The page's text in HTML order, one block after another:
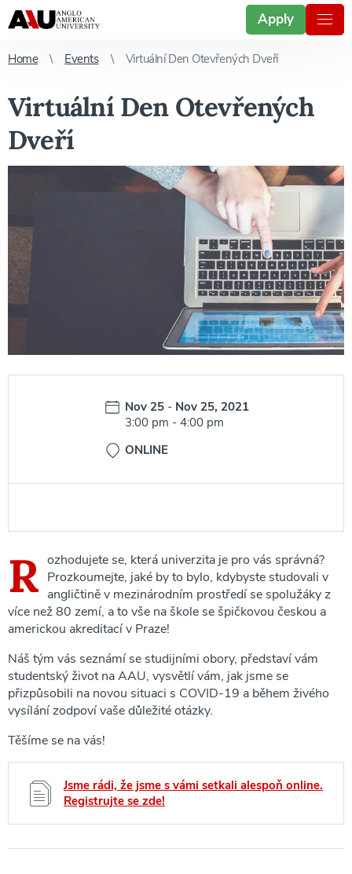
Apply
Home Events Virtuální Den Otevřených Dveří
Virtuální Den Otevřených
Dveří
Date:
Nov 25 -Nov 25, 2021
Time:
3:00 pm -4:00 pm
ONLINE
R ozhodujete se, která univerzita je pro vás správná?
Prozkoumejte, jaké by to bylo, kdybyste studovali v
angličtině v mezinárodním prostředí se spolužáky z
více než 80 zemí, a to vše na škole se špičkovou českou a
americkou akreditací v Praze!
Náš tým vás seznámí se studijními obory, představí vám
studentský život na AAU, vysvětlí vám, jak jsme se
přizpůsobili na novou situaci s COVID-19 a během živého
vysílání zodpoví vaše důležité otázky.
Těšíme se na vás!
Jsme rádi, že jsme s vámi setkali alespoň online.
Registrujte se zde!